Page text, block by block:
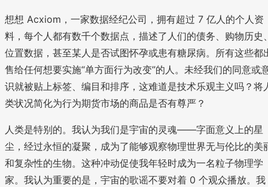
想想 Acxiom，一家数据经纪公司，拥有超过 7 亿人的个人资
料，每个人都有数千个数据点，描述了人们的债务、购物历史
位置数据，甚至某人是否试图怀孕或患有糖尿病。所有这些都
售给任何想要实施“单方面行为改变”的人。未经我们的同意或
识就被贴上标签、编目和排序，这难道是技术乐观主义吗？将
类状况简化为行为期货市场的商品是否有尊严？
人类是特别的。我认为我们是宇宙的灵魂——字面意义上的星
尘，经过永恒的凝聚，成为了能够观察物理世界无与伦比的美
和复杂性的生物。这种冲动促使我年轻时成为一名粒子物理学
家。我认为重要的是，宇宙的歌谣不要对着 0 个观众播放。我